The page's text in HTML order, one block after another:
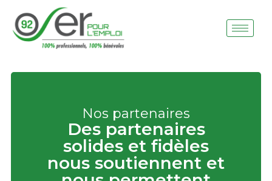
Nos partenaires
Des partenaires
solides et fidèles
nous soutiennent et